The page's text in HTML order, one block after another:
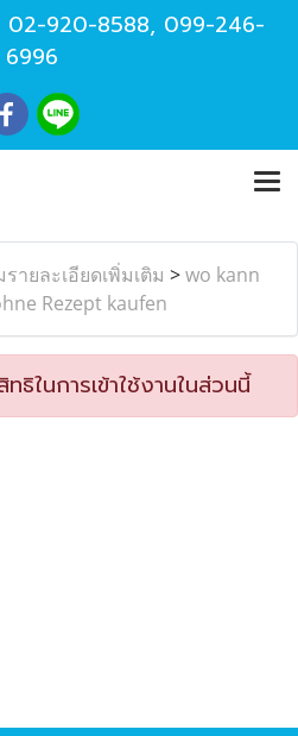
02-920-8588, 099-246-
6996
ายละเอียดเพิ่มเติม >wo kann
Rezept kaufen
ในการเข้าใช้งานในส่วนนี้